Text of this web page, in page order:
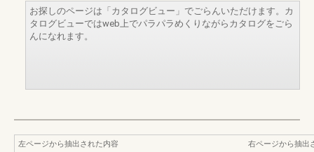
お探しのページは「カタログビュー」でごらんいただけます。カ
タログビューではweb上でパラパラめくりながらカタログをごら
んになれます。
左ページから抽出された内容
右ページから抽出